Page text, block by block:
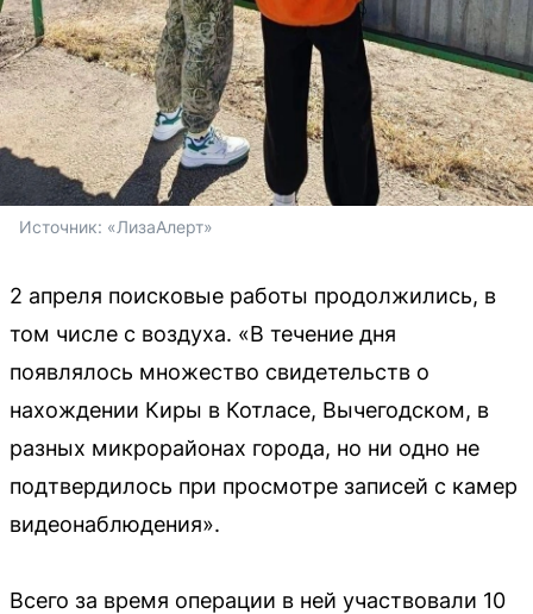
Источник: «ЛизаАлерт»
2 апреля поисковые работы продолжились, в
том числе с воздуха. «В течение дня
появлялось множество свидетельств о
нахождении Киры в Котласе, Вычегодском, в
разных микрорайонах города, но ни одно не
подтвердилось при просмотре записей с камер
видеонаблюдения».
Всего за время операции в ней участвовали 10